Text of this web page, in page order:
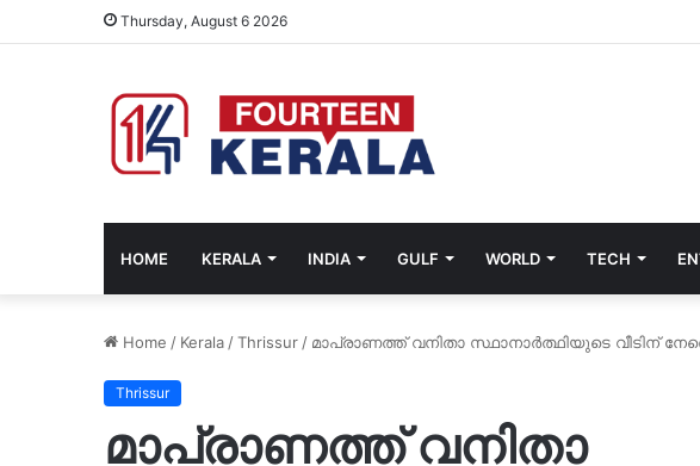
Thursday, August 6 2026
HOME KERALA INDIA GULF WORLD TECH
Home / Kerala /Thrissur / മാപ്രാണത്ത് വനിതാ സ്ഥാനാർത്ഥിയുടെ വീടിന്
Thrissur
മാപ്രാണത്ത് വനിതാ